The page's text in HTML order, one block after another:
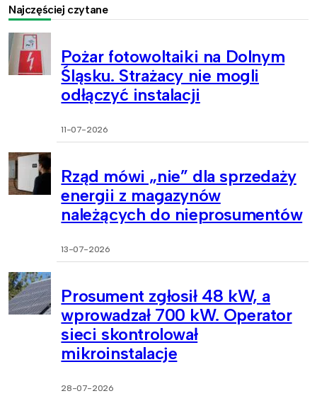
Najczęściej czytane
Pożar fotowoltaiki na Dolnym
Śląsku. Strażacy nie mogli
odłączyć instalacji
11-07-2026
Rząd mówi „nie” dla sprzedaży
energii z magazynów
należących do nieprosumentów
13-07-2026
Prosument zgłosił 48 kW, a
wprowadzał 700 kW. Operator
sieci skontrolował
mikroinstalacje
28-07-2026